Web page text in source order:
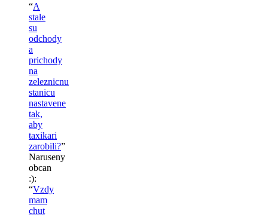
“A
stale
su
odchody
a
prichody
na
zeleznicnu
stanicu
nastavene
tak,
aby
taxikari
zarobili?”
Naruseny
obcan
:):
“Vzdy
mam
chut